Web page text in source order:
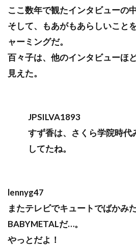
ここ数年で観たインタビューの
そして、もあがもあらしいこと
ャーミングだ。
百々子は、他のインタビューほ
見えた。
JPSILVA1893
すず香は、さくら学院時代
してたね。
lennyg47
またテレビでキュートでばかみ
BABYMETALだ…。
やっとだよ！